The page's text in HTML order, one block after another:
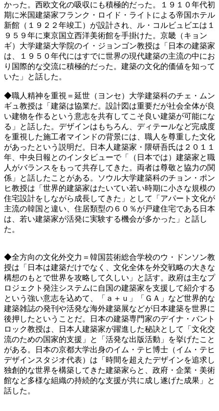
かった。西欧文化の吸収にも積極的だった。１９１０年代初
期に米国建築家フランク・ロイド・ライトによる帝国ホテル
新館（１９２２年竣工）が設計され、ル・コルビュビエは１
９５９年に東京国立西洋美術館を手掛けた。京畿（キョン
ギ）大学建築大学院のイ・ジョンゴン教授は「日本の建築家
は、１９５０年代にはすでに世界の現代建築の主流の中にお
り国際的な交流に積極的だった。建築の文化的価値を知って
いた」と話した。
◆職人精神を重視＝延世（ヨンセ）大学建築科のチェ・ムン
ギュ教授は「建築は協業だ。設計図は重要だが社会全体が良
い建物を作るという意志を共有してこそ良い建築が可能にな
る」と話した。デザインはもちろん、ディテールなど完成度
を重視した施工者マインドの背景には、職人を尊重した文化
があったという説明だ。日本人建築家・隈研吾氏は２０１１
年、中央日報とのインタビューで「（日本では）建築家と職
人がバランスをもって共存してきた。両者は尊敬と協力の関
係」と話したことがある。ソウル大学建築科のチョン・ポン
ヒ教授は「世界的建築家はたいてい若い時期に小さな規模の
住宅設計をしながら成長してきた」として「アパート文化が
主流の韓国と違い、住居類型の６０％が戸建住宅である日本
は、若い建築家が活発に実験する機会が多かった」と話し
た。
◆全方向の文化外交力＝韓国芸術総合学校のウ・ドンソン教
授は「日本は建築だけでなく、文化全体を外交戦略の大きな
構想のもとで世界を攻略して久しい」と話す。政府は主なプ
ロジェクト発注システムに自国の建築家を支援して紹介する
という強い意志を込めて、「ａ＋ｕ」「ＧＡ」など世界的な
建築雑誌の発刊や活発な海外建築展などが日本建築を世界に
後押したということだ。日本の建築専門家のデイナ・バント
ロック教授は、日本人建築家が躍進した秘訣として「文化交
流のための国家的支援」と「活発な出版活動」を挙げたこと
がある。日本の京都大学出身のイム・テヒ博士（イム・テヒ
デザインスタジオ代表）は「時間を超えたデザインを追求し
独創的な世界を構築してきた建築家らと、政府・企業・美術
館など多様な組織の持続的な支援が共に成し遂げた成果」と
話した。